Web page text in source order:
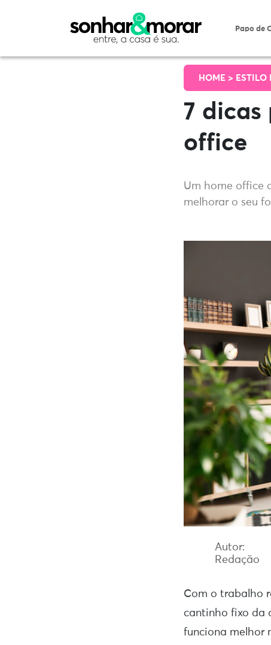
Papo de
HOME > ESTILO
7 dicas
office
Um home office
melhorar o seu
Autor:
Redação
Com o trabalho
cantinho fixo da
funciona melhor